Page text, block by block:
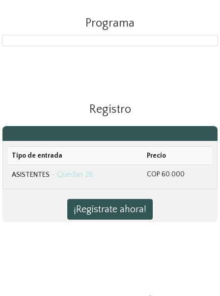
Programa
Registro
Tipo de entrada Precio
ASISTENTES - Quedan 26 COP 60.000
¡Regístrate ahora!